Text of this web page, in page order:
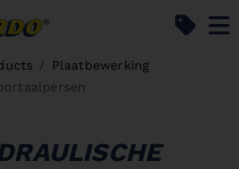
Plaatbewerking